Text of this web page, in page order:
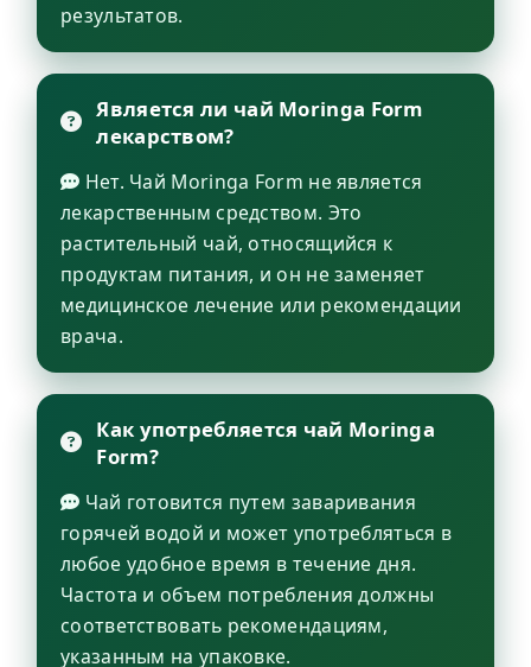
результатов.
Является ли чай Moringa Form
лекарством?
Нет. Чай Moringa Form не является
лекарственным средством. Это
растительный чай, относящийся к
продуктам питания, и он не заменяет
медицинское лечение или рекомендации
врача.
Как употребляется чай Moringa
Form?
Чай готовится путем заваривания
горячей водой и может употребляться в
любое удобное время в течение дня.
Частота и объем потребления должны
соответствовать рекомендациям,
указанным на упаковке.